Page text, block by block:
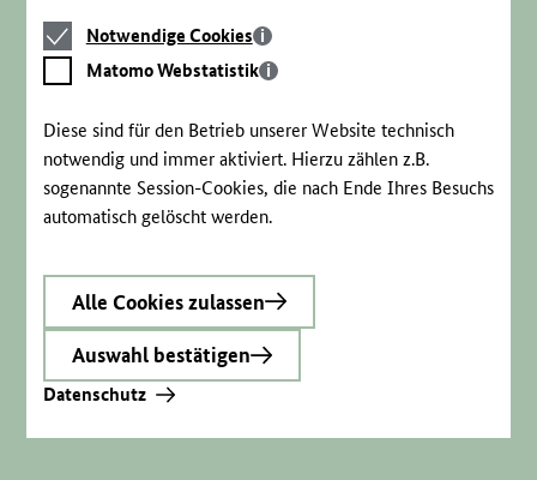
Notwendige
Cookies
Notwendige Cookies
Matomo
Webstatistik
Matomo Webstatistik
Diese sind für den Betrieb unserer Website technisch
notwendig und immer aktiviert. Hierzu zählen z.B.
sogenannte Session-Cookies, die nach Ende Ihres Besuchs
automatisch gelöscht werden.
Alle Cookies zulassen
Auswahl bestätigen
Datenschutz